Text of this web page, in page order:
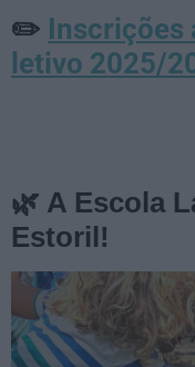
✏️ Inscrições
letivo 2025/
🌿 A Escola
Estoril!